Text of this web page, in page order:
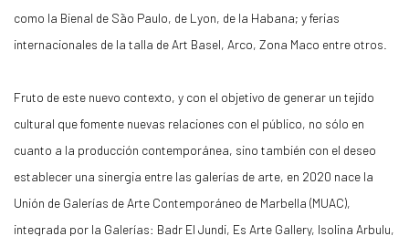
como la Bienal de São Paulo, de Lyon, de la Habana; y ferias
internacionales de la talla de Art Basel, Arco, Zona Maco entre otros.
Fruto de este nuevo contexto, y con el objetivo de generar un tejido
cultural que fomente nuevas relaciones con el público, no sólo en
cuanto a la producción contemporánea, sino también con el deseo
establecer una sinergia entre las galerías de arte, en 2020 nace la
Unión de Galerías de Arte Contemporáneo de Marbella (MUAC),
integrada por la Galerías: Badr El Jundi, Es Arte Gallery, Isolina Arbulu,